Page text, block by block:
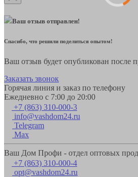
Ваш отзыв отправлен!
Спасибо, что решили поделиться опытом!
Ваш отзыв будет опубликован после
Заказать звонок
Горячая линия и заказ по телефону
Ежедневно с 7:00 до 20:00
+7 (863) 310-000-3
info@vashdom24.ru
Telegram
Max
Ваш Дом Профи - отдел оптовых
+7 (863) 310-000-4
opt@vashdom24.ru